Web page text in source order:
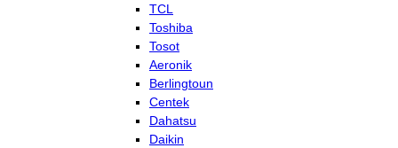
TCL
Toshiba
Tosot
Aeronik
Berlingtoun
Centek
Dahatsu
Daikin